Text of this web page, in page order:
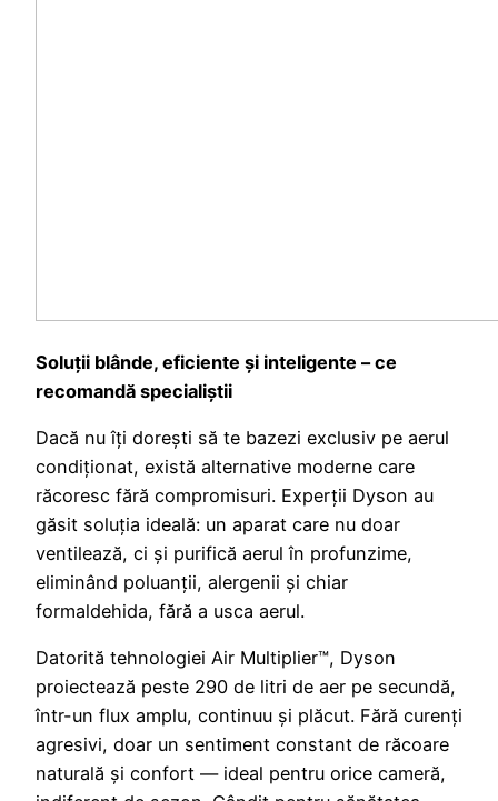
Soluții blânde, eficiente și inteligente – ce
recomandă specialiștii
Dacă nu îți dorești să te bazezi exclusiv pe aerul
condiționat, există alternative moderne care
răcoresc fără compromisuri. Experții Dyson au
găsit soluția ideală: un aparat care nu doar
ventilează, ci și purifică aerul în profunzime,
eliminând poluanții, alergenii și chiar
formaldehida, fără a usca aerul.
Datorită tehnologiei Air Multiplier™, Dyson
proiectează peste 290 de litri de aer pe secundă,
într-un flux amplu, continuu și plăcut. Fără curenți
agresivi, doar un sentiment constant de răcoare
naturală și confort — ideal pentru orice cameră,